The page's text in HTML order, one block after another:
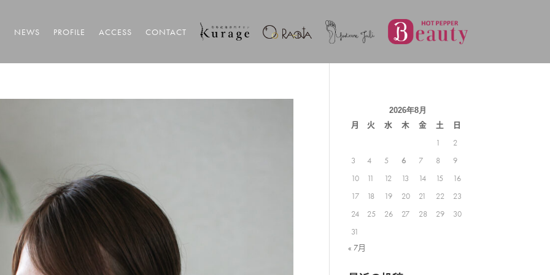
NEWS PROFILE ACCESS CONTACT
2026年8月
月 火 水 木 金 土
日
1
2
3
4 5 6 7 8
9
10
11 12 13 14 15
16
17
18 19 20 21 22
23
24
25 26 27 28 29
30
31
« 7月